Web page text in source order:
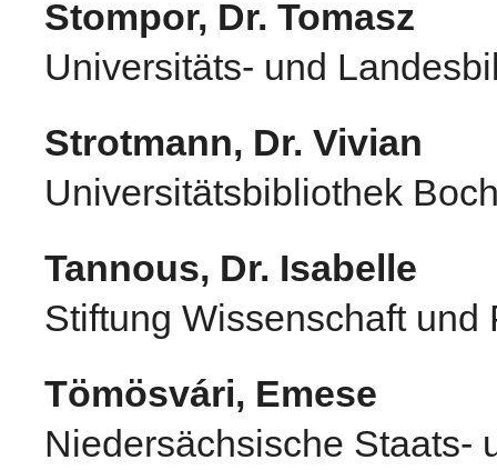
Stompor, Dr. Tomasz
Universitäts- und
Strotmann, Dr. Vivian
Universitätsbibliothek
Tannous, Dr. Isabelle
Stiftung Wissenschaft und
Tömösvári, Emese
Niedersächsische Staats-